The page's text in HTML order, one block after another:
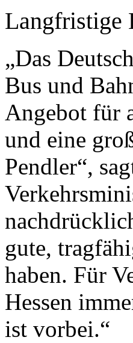
Langfristige
„Das
Bus und
Angebot für
und eine
Pendler“,
gute,
haben. Für
Hessen
ist vorbei.“